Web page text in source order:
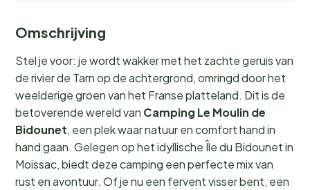
Omschrijving
Stel je voor: je wordt wakker met het zachte geruis van
de rivier de Tarn op de achtergrond, omringd door het
weelderige groen van het Franse platteland. Dit is de
betoverende wereld van Camping Le Moulin de
Bidounet, een plek waar natuur en comfort hand in
hand gaan. Gelegen op het idyllische Île du Bidounet in
Moissac, biedt deze camping een perfecte mix van
rust en avontuur. Of je nu een fervent visser bent, een